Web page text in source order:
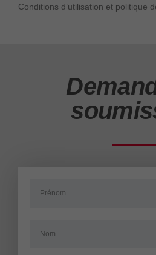
Conditions d’utilisation et politique